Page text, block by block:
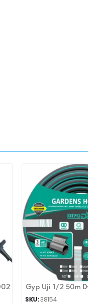
Gyp Uji 1/2 50m
SKU:38154